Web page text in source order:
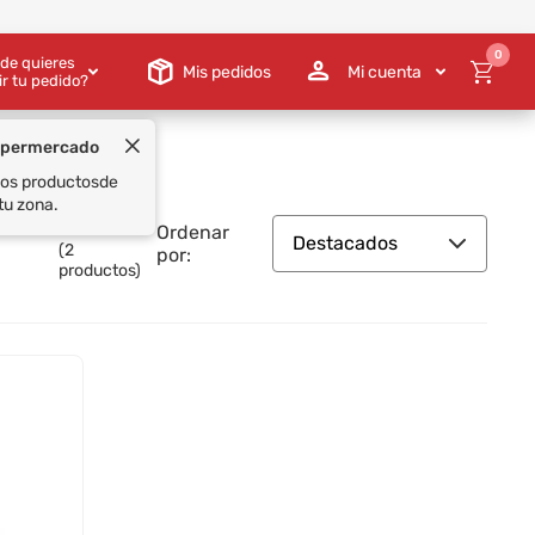
quieres
tu pedido?
Mis pedidos Mi cuenta
0
productosde
zona.
(2
productos)
Ordenar
por:
Destacados